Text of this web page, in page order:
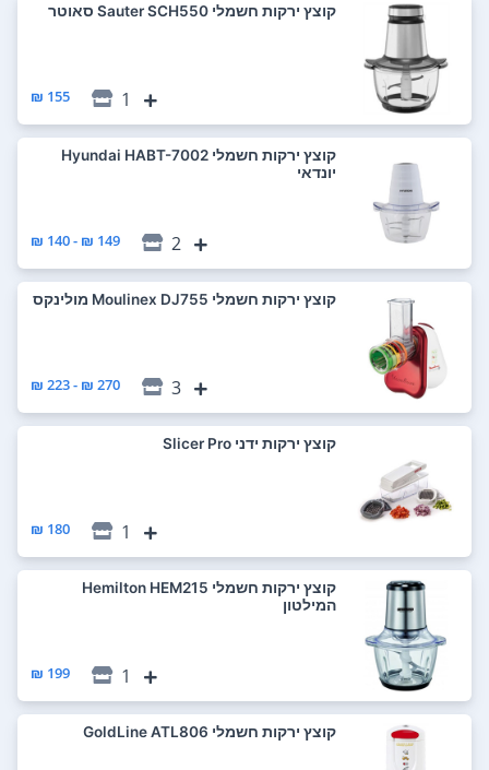
‏קוצץ ירקות חשמלי Sauter SCH550 סאוטר
1
155 ₪
‏קוצץ ירקות חשמלי Hyundai HABT-7002
יונדאי
2
149 ₪ - 140 ₪
‏קוצץ ירקות חשמלי Moulinex DJ755 מולינקס
3
270 ₪ - 223 ₪
‏קוצץ ירקות ידני Slicer Pro
1
180 ₪
‏קוצץ ירקות חשמלי Hemilton HEM215
המילטון
1
199 ₪
‏קוצץ ירקות חשמלי GoldLine ATL806